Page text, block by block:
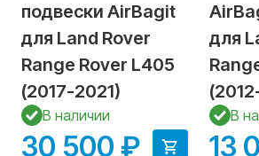
подвески AirBagit
для Land Rover
Range Rover L405
(2017-2021)
В наличии
30 500 ₽
для
В
13